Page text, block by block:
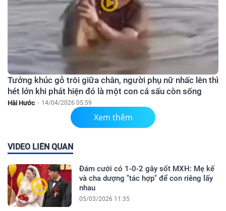
Tưởng khúc gỗ trôi giữa chân, người phụ nữ nhấc lên thì
hét lớn khi phát hiện đó là một con cá sấu còn sống
Hài Hước - 14/04/2026 05:59
Xem thêm
VIDEO LIÊN QUAN
Đám cưới có 1-0-2 gây sốt MXH: Mẹ kế
và cha dượng "tác hợp" để con riêng lấy
nhau
05/03/2026 11:35